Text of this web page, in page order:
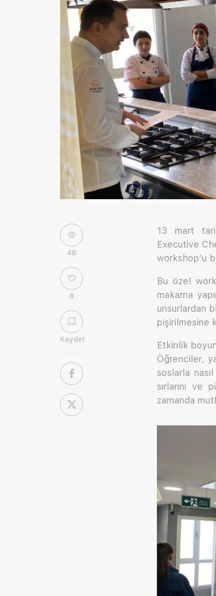
4B
8
Kaydet
13 mart
Executive
workshop’u
Bu özel
makarna
unsurlardan
pişirilmesine
Etkinlik
Öğrenciler,
soslarla
sırlarını ve
zamanda